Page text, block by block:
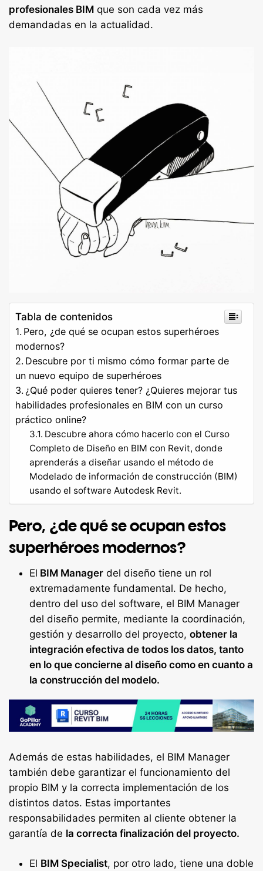
profesionales BIM que son cada vez más
demandadas en la actualidad.
Tabla de contenidos
Pero, ¿de qué se ocupan estos superhéroes
modernos?
Descubre por ti mismo cómo formar parte de
un nuevo equipo de superhéroes
¿Qué poder quieres tener? ¿Quieres mejorar tus
habilidades profesionales en BIM con un curso
práctico online?
Descubre ahora cómo hacerlo con el Curso
Completo de Diseño en BIM con Revit, donde
aprenderás a diseñar usando el método de
Modelado de información de construcción (BIM)
usando el software Autodesk Revit.
Pero, ¿de qué se ocupan estos
superhéroes modernos?
El BIM Manager del diseño tiene un rol
extremadamente fundamental. De hecho,
dentro del uso del software, el BIM Manager
del diseño permite, mediante la coordinación,
gestión y desarrollo del proyecto, obtener la
integración efectiva de todos los datos, tanto
en lo que concierne al diseño como en cuanto a
la construcción del modelo.
Además de estas habilidades, el BIM Manager
también debe garantizar el funcionamiento del
propio BIM y la correcta implementación de los
distintos datos. Estas importantes
responsabilidades permiten al cliente obtener la
garantía de la correcta finalización del proyecto.
El BIM Specialist, por otro lado, tiene una doble